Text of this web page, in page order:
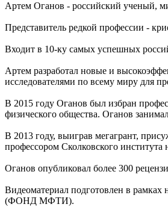
Артем Оганов - российский ученый,
Представитель редкой профессии -
Входит в 10-ку самых успешных
Артем разработал новые и
исследователями по всему миру для
В 2015 году Оганов был избран
физического общества. Оганов
В 2013 году, выиграв мегагрант,
профессором Сколковского института
Оганов опубликовал более 300
Видеоматериал подготовлен в
(ФОНД МФТИ).